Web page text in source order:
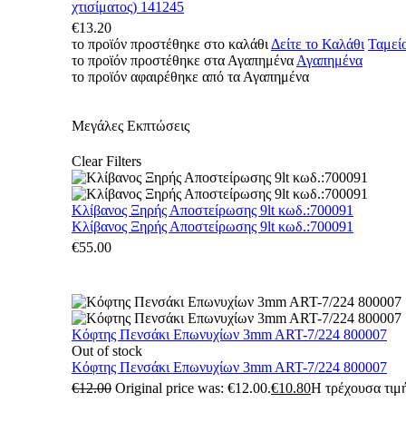
χτισίματος) 141245
€13.20
το προϊόν προστέθηκε στο καλάθι Δείτε το Καλάθι
το προϊόν προστέθηκε στα Αγαπημένα Αγαπημένα
το προϊόν αφαιρέθηκε από τα Αγαπημένα
Μεγάλες Εκπτώσεις
Clear Filters
Κλίβανος Ξηρής Αποστείρωσης 9lt κωδ.:700091
Κλίβανος Ξηρής Αποστείρωσης 9lt κωδ.:700091
€55.00
Κόφτης Πενσάκι Επωνυχίων 3mm ART-7/224 800007
Out of stock
Κόφτης Πενσάκι Επωνυχίων 3mm ART-7/224 800007
€12.00 Original price was: €12.00.€10.80Η τρέχουσα